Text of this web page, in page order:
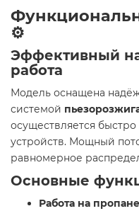
⚙️
Эффективный
работа
Модель оснащена
системой
осуществляется
устройств. Мощный
равномерное
Основные
Работа на